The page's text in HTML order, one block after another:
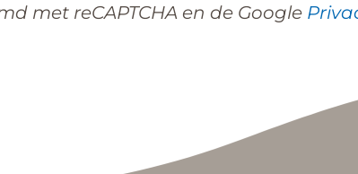
met reCAPTCHA en de Google